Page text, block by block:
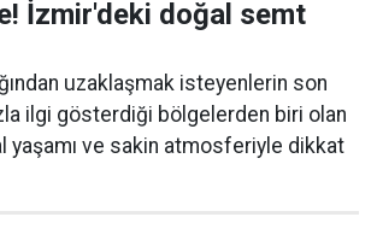
İzmir'deki doğal semt
uzaklaşmak isteyenlerin son
ilgi gösterdiği bölgelerden biri olan
yaşamı ve sakin atmosferiyle dikkat